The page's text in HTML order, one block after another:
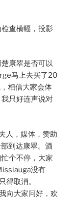
查横幅，投影
康翠是否可以
马上去买了20
相信大家会体
只好连声说对
人，媒体，赞助
到达康翠。酒
个不停，大家
没有
得取消。
向大家问好，欢